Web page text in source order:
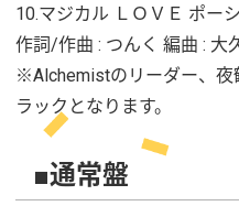
10.マジカル ＬＯＶＥ ポー
作詞/作曲 : つんく 編曲 : 大
※Alchemistのリーダー、夜
ラックとなります。
■通常盤